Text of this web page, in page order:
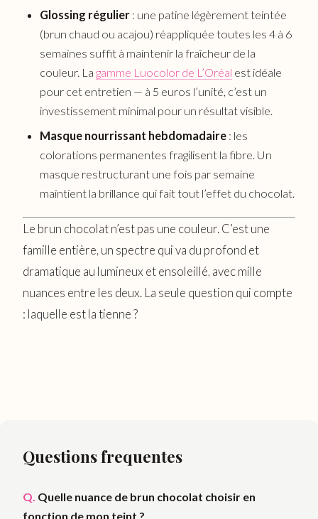
Glossing régulier : une patine légèrement teintée
(brun chaud ou acajou) réappliquée toutes les 4 à 6
semaines suffit à maintenir la fraîcheur de la
couleur. La gamme Luocolor de L’Oréal est idéale
pour cet entretien — à 5 euros l’unité, c’est un
investissement minimal pour un résultat visible.
Masque nourrissant hebdomadaire : les
colorations permanentes fragilisent la fibre. Un
masque restructurant une fois par semaine
maintient la brillance qui fait tout l’effet du chocolat.
Le brun chocolat n’est pas une couleur. C’est une
famille entière, un spectre qui va du profond et
dramatique au lumineux et ensoleillé, avec mille
nuances entre les deux. La seule question qui compte
: laquelle est la tienne ?
Questions frequentes
Quelle nuance de brun chocolat choisir en
fonction de mon teint ?